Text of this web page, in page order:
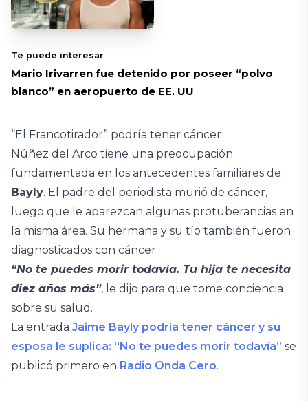
Te puede interesar
Mario Irivarren fue detenido por poseer “polvo
blanco” en aeropuerto de EE. UU
“El Francotirador” podría tener cáncer
Núñez del Arco tiene una preocupación
fundamentada en los antecedentes familiares de
Bayly. El padre del periodista murió de cáncer,
luego que le aparezcan algunas protuberancias en
la misma área. Su hermana y su tío también fueron
diagnosticados con cáncer.
“No te puedes morir todavía. Tu hija te necesita
diez años más”, le dijo para que tome conciencia
sobre su salud.
La entrada Jaime Bayly podría tener cáncer y su
esposa le suplica: “No te puedes morir todavía” se
publicó primero en Radio Onda Cero.